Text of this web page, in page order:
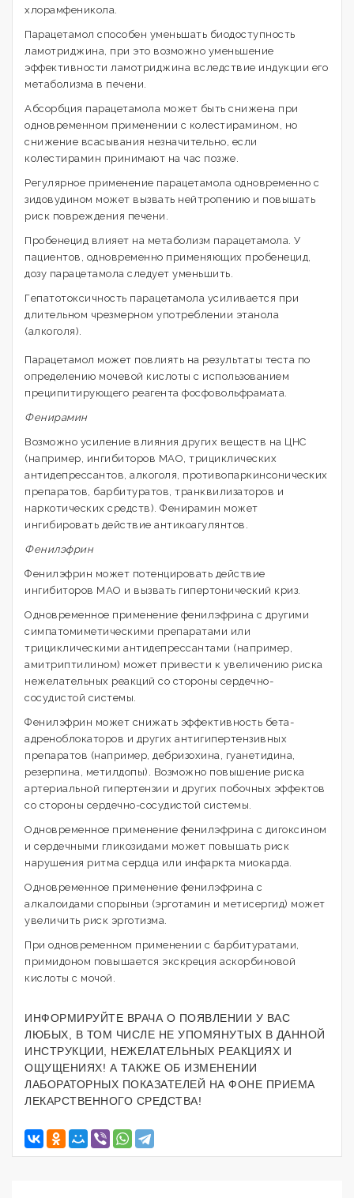
хлорамфеникола.
Парацетамол способен уменьшать биодоступность
ламотриджина, при это возможно уменьшение
эффективности ламотриджина вследствие индукции его
метаболизма в печени.
Абсорбция парацетамола может быть снижена при
одновременном применении с колестирамином, но
снижение всасывания незначительно, если
колестирамин принимают на час позже.
Регулярное применение парацетамола одновременно с
зидовудином может вызвать нейтропению и повышать
риск повреждения печени.
Пробенецид влияет на метаболизм парацетамола. У
пациентов, одновременно применяющих пробенецид,
дозу парацетамола следует уменьшить.
Гепатотоксичность парацетамола усиливается при
длительном чрезмерном употреблении этанола
(алкоголя).
Парацетамол может повлиять на результаты теста по
определению мочевой кислоты с использованием
преципитирующего реагента фосфовольфрамата.
Фенирамин
Возможно усиление влияния других веществ на ЦНС
(например, ингибиторов МАО, трициклических
антидепрессантов, алкоголя, противопаркинсонических
препаратов, барбитуратов, транквилизаторов и
наркотических средств). Фенирамин может
ингибировать действие антикоагулянтов.
Фенилэфрин
Фенилэфрин может потенцировать действие
ингибиторов МАО и вызвать гипертонический криз.
Одновременное применение фенилэфрина с другими
симпатомиметическими препаратами или
трициклическими антидепрессантами (например,
амитриптилином) может привести к увеличению риска
нежелательных реакций со стороны сердечно-
сосудистой системы.
Фенилэфрин может снижать эффективность бета-
адреноблокаторов и других антигипертензивных
препаратов (например, дебризохина, гуанетидина,
резерпина, метилдопы). Возможно повышение риска
артериальной гипертензии и других побочных эффектов
со стороны сердечно-сосудистой системы.
Одновременное применение фенилэфрина с дигоксином
и сердечными гликозидами может повышать риск
нарушения ритма сердца или инфаркта миокарда.
Одновременное применение фенилэфрина с
алкалоидами спорыньи (эрготамин и метисергид) может
увеличить риск эрготизма.
При одновременном применении с барбитуратами,
примидоном повышается экскреция аскорбиновой
кислоты с мочой.
ИНФОРМИРУЙТЕ ВРАЧА О ПОЯВЛЕНИИ У ВАС
ЛЮБЫХ, В ТОМ ЧИСЛЕ НЕ УПОМЯНУТЫХ В ДАННОЙ
ИНСТРУКЦИИ, НЕЖЕЛАТЕЛЬНЫХ РЕАКЦИЯХ И
ОЩУЩЕНИЯХ! А ТАКЖЕ ОБ ИЗМЕНЕНИИ
ЛАБОРАТОРНЫХ ПОКАЗАТЕЛЕЙ НА ФОНЕ ПРИЕМА
ЛЕКАРСТВЕННОГО СРЕДСТВА!